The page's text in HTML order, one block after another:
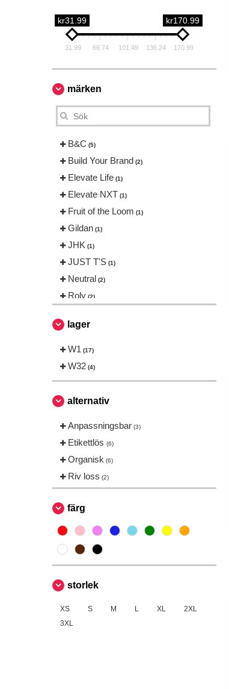
kr31.99 kr170.99
31.99 66.74 101.49 136.24 170.99
märken
B&C (5)
Build Your Brand (2)
Elevate Life (1)
Elevate NXT (1)
Fruit of the Loom (1)
Gildan (1)
JHK (1)
JUST T'S (1)
Neutral (2)
Roly (2)
Skinnifit
Tee Jays
lager
W1 (17)
W32 (4)
alternativ
Anpassningsbar (3)
Etikettlös (6)
Organisk (6)
Riv loss (2)
färg
storlek
XS S M L XL
2XL
3XL